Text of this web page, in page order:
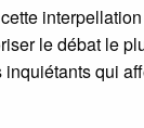
le débat le
qui